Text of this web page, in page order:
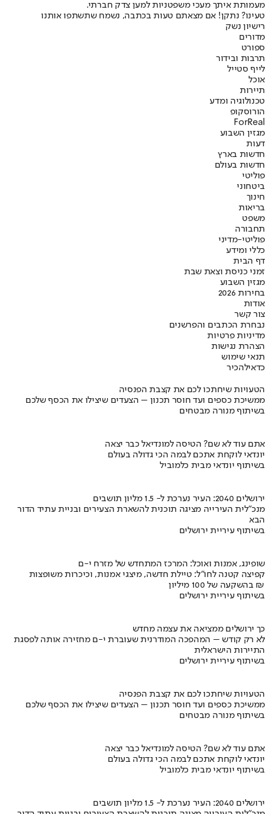
מעמותת איתך מעכי משפטניות למען צדק חברתי.
טעינו? נתקן! אם מצאתם טעות בכתבה, נשמח שתשתפו אותנו
רישיון נשק
מדורים
ספורט
תרבות ובידור
לייף סטייל
אוכל
תיירות
טכנולוגיה ומדע
הורוסקופ
ForReal
מגזין השבוע
דעות
חדשות בארץ
חדשות בעולם
פוליטי
ביטחוני
חינוך
בריאות
משפט
תחבורה
פוליטי-מדיני
כללי ומידע
דף הבית
זמני כניסת וצאת שבת
מגזין השבוע
בחירות 2026
אודות
צור קשר
נבחרת הכתבים והפרשנים
מדיניות פרטיות
הצהרת נגישות
תנאי שימוש
כדאילהכיר
הטעויות שיחתכו לכם את קצבת הפנסיה
ממשיכת כספים ועד חוסר תכנון – הצעדים שיצילו את הכסף שלכם
בשיתוף מנורה מבטחים
אתם עוד לא שם? הטיסה למונדיאל כבר יצאה
יונדאי לוקחת אתכם לבמה הכי גדולה בעולם
בשיתוף יונדאי מבית כלמוביל
ירושלים 2040: העיר נערכת ל- 1.5 מליון תושבים
מנכ"לית העירייה מציגה תוכנית להשארת הצעירים ובניית עתיד הדור
הבא
בשיתוף עיריית ירושלים
שופינג, אמנות ואוכל: המרכז המתחדש של מזרח י-ם
קפיצה קטנה לחו"ל: טיילת חדשה, מיצגי אמנות, וכיכרות משופצות
בהשקעה של 100 מיליון ₪
בשיתוף עיריית ירושלים
כך ירושלים ממציאה את עצמה מחדש
לא רק קודש – המהפכה המודרנית שעוברת י-ם מחזירה אותה לפסגת
התיירות הישראלית
בשיתוף עיריית ירושלים
הטעויות שיחתכו לכם את קצבת הפנסיה
ממשיכת כספים ועד חוסר תכנון – הצעדים שיצילו את הכסף שלכם
בשיתוף מנורה מבטחים
אתם עוד לא שם? הטיסה למונדיאל כבר יצאה
יונדאי לוקחת אתכם לבמה הכי גדולה בעולם
בשיתוף יונדאי מבית כלמוביל
ירושלים 2040: העיר נערכת ל- 1.5 מליון תושבים